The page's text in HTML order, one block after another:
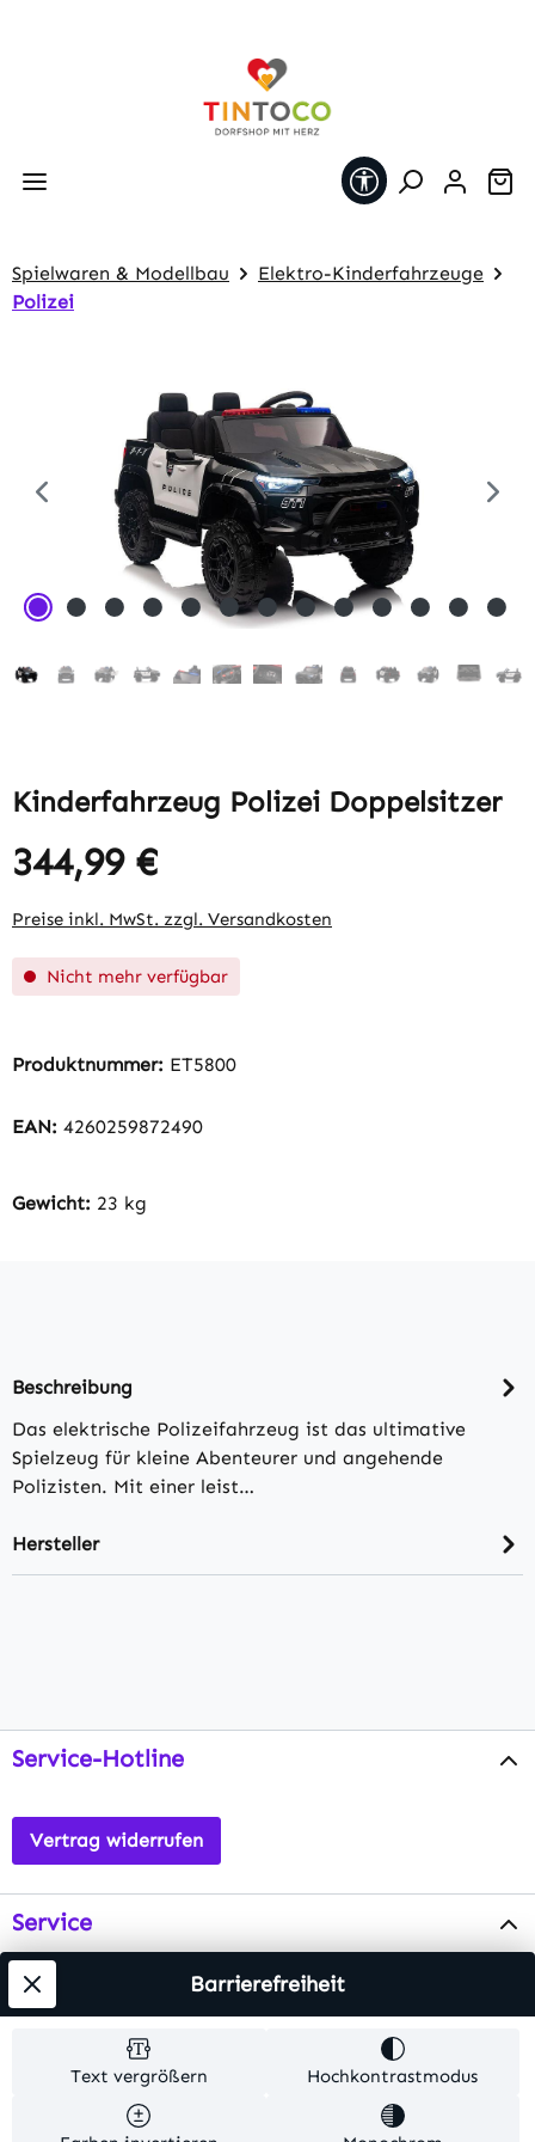
Werkzeugleiste
Spielwaren & Modellbau
Elektro-Kinderfahrzeuge
Polizei
Kinderfahrzeug Polizei Doppelsitzer
Regulärer Preis:
344,99 €
Preise inkl. MwSt. zzgl. Versandkosten
Nicht mehr verfügbar
Produktnummer: ET5800
EAN: 4260259872490
Gewicht: 23 kg
Beschreibung
Das elektrische Polizeifahrzeug ist das ultimative
Spielzeug für kleine Abenteurer und angehende
Polizisten. Mit einer leist…
Hersteller
Service-Hotline
Vertrag widerrufen
Service
Info
Alle Preise inkl. gesetzl. Mehrwertsteuer zzgl.
Text vergrößern Hochkontrastmodus
Barrierefreiheit